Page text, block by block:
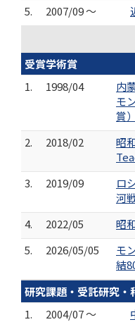
5.
2007/09 ～
受賞学術賞
1.
1998/04
内
モ
賞）
2.
2018/02
昭
3.
2019/09
ロ
河
4.
2022/05
昭
5.
2026/05/05
モ
結
研究課題・受託研究・
1.
2004/07 ～